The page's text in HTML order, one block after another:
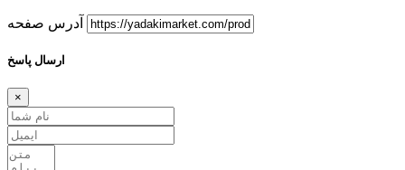
آدرس صفحه
ارسال پاسخ
×